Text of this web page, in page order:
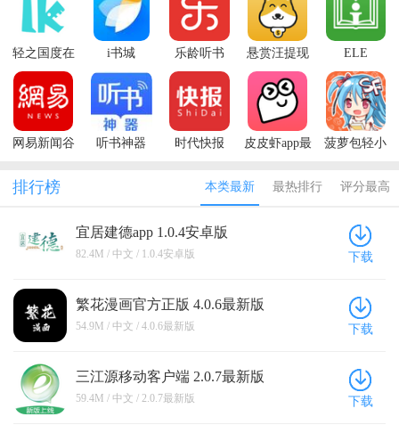
轻之国度在
线轻小说文
库(LK)
i书城 乐龄听书
悬赏汪提现
版
ELE
reader(爱阅
读)
网易新闻谷
听书神器 时代快报
皮皮虾app最
菠萝包轻小
排行榜 本类最新 最热排行 评分最高
宜居建德app 1.0.4安卓版
82.4M / 中文 / 1.0.4安卓版 下载
繁花漫画官方正版 4.0.6最新版
54.9M / 中文 / 4.0.6最新版 下载
三江源移动客户端 2.0.7最新版
59.4M / 中文 / 2.0.7最新版 下载